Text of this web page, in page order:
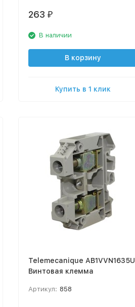
263 ₽
В наличии
В корзину
Купить в 1 клик
Telemecanique AB1VVN1635U
Винтовая клемма
Артикул: 858